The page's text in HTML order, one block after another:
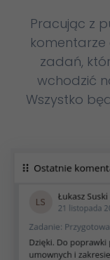
Pracując z
zadań,
wchodzić
Wszystko